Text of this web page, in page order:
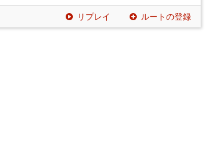
リプレイ ルートの登録